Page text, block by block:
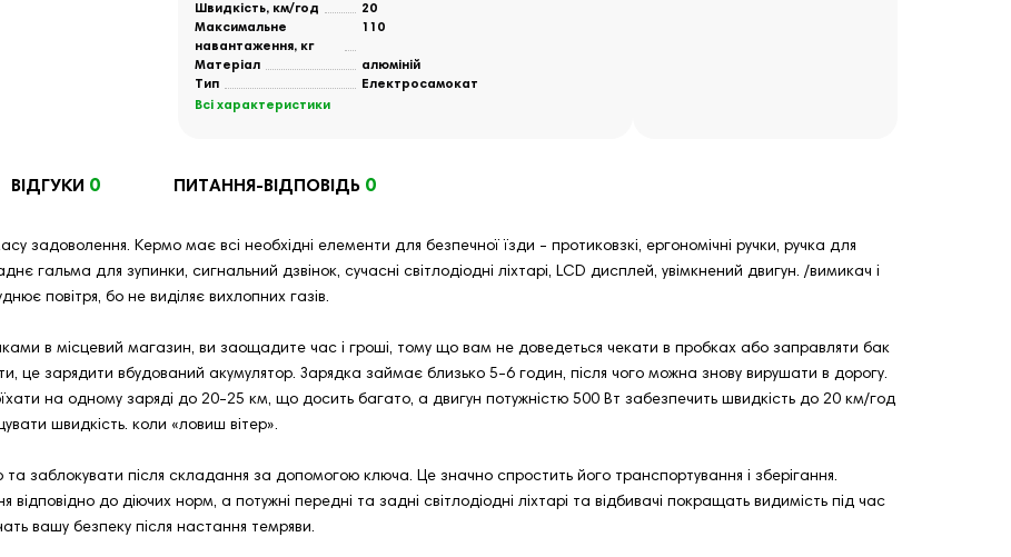
Швидкість, км/год
20
Максимальне
навантаження, кг
110
Матеріал
алюміній
Тип
Електросамокат
Всі характеристики
ВІДГУКИ 0 ПИТАННЯ-ВІДПОВІДЬ 0
задоволення. Кермо має всі необхідні елементи для безпечної їзди - протиковзкі, ергономічні ручки, ручка для
гальма для зупинки, сигнальний дзвінок, сучасні світлодіодні ліхтарі, LCD дисплей, увімкнений двигун. /вимикач і
повітря, бо не виділяє вихлопних газів.
в місцевий магазин, ви заощадите час і гроші, тому що вам не доведеться чекати в пробках або заправляти бак
це зарядити вбудований акумулятор. Зарядка займає близько 5-6 годин, після чого можна знову вирушати в дорогу.
на одному заряді до 20-25 км, що досить багато, а двигун потужністю 500 Вт забезпечить швидкість до 20 км/год
швидкість. коли «ловиш вітер».
заблокувати після складання за допомогою ключа. Це значно спростить його транспортування і зберігання.
до діючих норм, а потужні передні та задні світлодіодні ліхтарі та відбивачі покращать видимість під час
вашу безпеку після настання темряви.